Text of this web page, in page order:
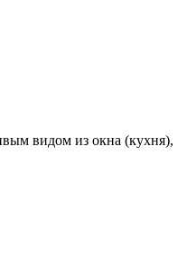
видом из окна (кухня),